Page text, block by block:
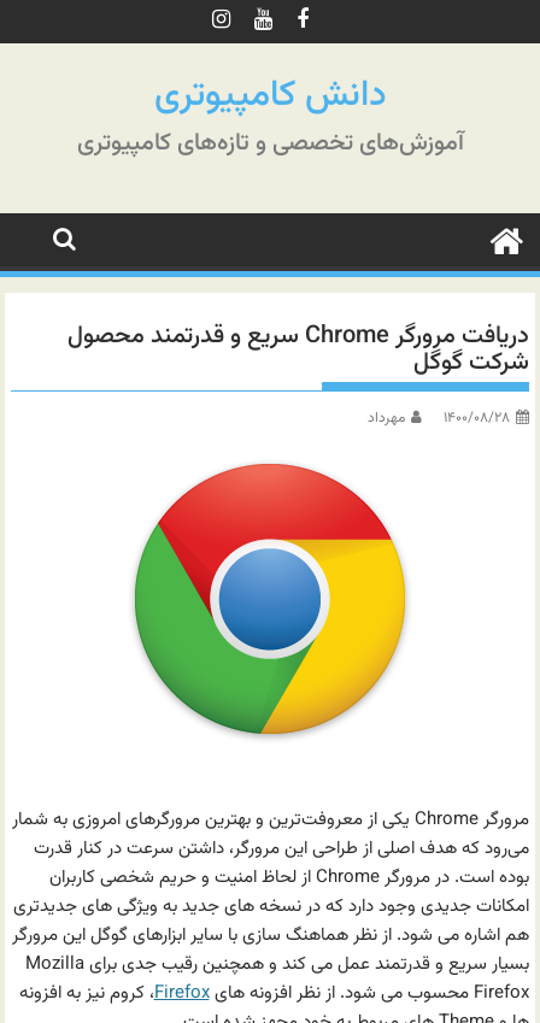
به
دانش کامپیوتری
آموزش‌های تخصصی و تازه‌های کامپیوتری
دریافت مرورگر Chrome سریع و قدرتمند محصول
شرکت گوگل
۱۴۰۰/۰۸/۲۸ مهرداد
مرورگر Chrome یکی از معروفت‌ترین و بهترین مرورگرهای امروزی به شمار
می‌رود که هدف اصلی از طراحی این مرورگر، داشتن سرعت در کنار قدرت
بوده است. در مرورگر Chrome از لحاظ امنیت و حریم شخصی کاربران
امکانات جدیدی وجود دارد که در نسخه های جدید به ویژگی های جدیدتری
هم اشاره می شود. از نظر هماهنگ سازی با سایر ابزارهای گوگل این مرورگر
بسیار سریع و قدرتمند عمل می کند و همچنین رقیب جدی برای Mozilla
Firefox محسوب می شود. از نظر افزونه های
Firefox، کروم نیز به افزونه